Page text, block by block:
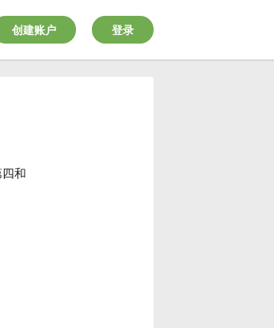
创建账户 登录
和